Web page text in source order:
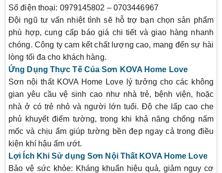
Số điện thoại: 0979145802 – 0703446967
Đội ngũ tư vấn nhiệt tình sẽ hỗ trợ bạn chọn sản phẩm
phù hợp, cung cấp báo giá chi tiết và giao hàng nhanh
chóng. Công ty cam kết chất lượng cao, mang đến sự hài
lòng tối đa cho khách hàng.
Ứng Dụng Thực Tế Của Sơn KOVA Home Love
Sơn nội thất KOVA Home Love lý tưởng cho các không
gian yêu cầu vệ sinh cao như nhà trẻ, bệnh viện, hoặc
nhà ở có trẻ nhỏ và người lớn tuổi. Độ che lấp cao che
phủ khuyết điểm tường, trong khi khả năng chống nấm
mốc và chịu ẩm giúp tường bền đẹp ngay cả trong điều
kiện khí hậu ẩm ướt.
Lợi Ích Khi Sử dụng Sơn Nội Thất KOVA Home Love
Bảo vệ sức khỏe: Kháng khuẩn hiệu quả, giảm nguy cơ